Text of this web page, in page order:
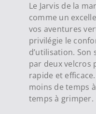
Le Jarvis de la
comme un
vos aventures
privilégie le
d’utilisation.
par deux velcros
rapide et
moins de temps
temps à grimper.